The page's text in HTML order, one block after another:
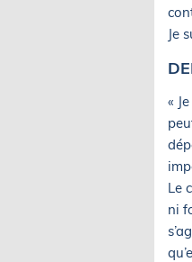
Je
«
Le
ni